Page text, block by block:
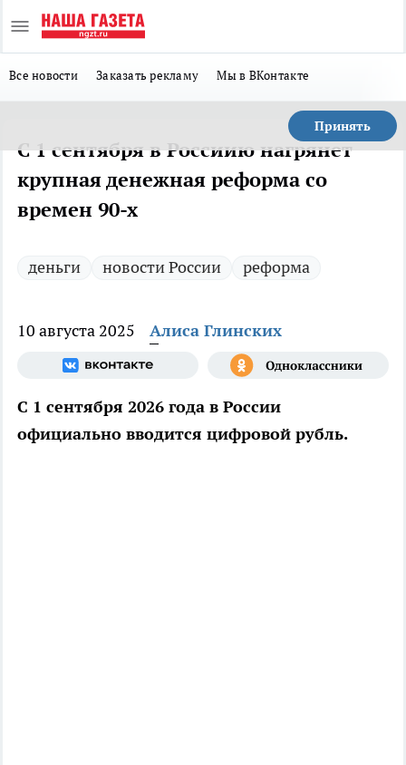
Все новости Заказать рекламу Мы в ВКонтакте
Принять
С 1 сентября в Россиию нагрянет
крупная денежная реформа со
времен 90-х
деньги новости России реформа
10 августа 2025 Алиса Глинских
С 1 сентября 2026 года в России
официально вводится цифровой рубль.